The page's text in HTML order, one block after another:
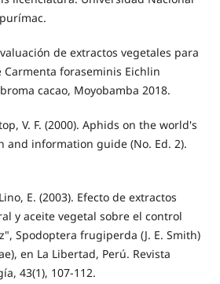
de extractos vegetales para
foraseminis Eichlin
cacao, Moyobamba 2018.
V. F. (2000). Aphids on the world's
and information guide (No. Ed. 2).
E. (2003). Efecto de extractos
y aceite vegetal sobre el control
Spodoptera frugiperda (J. E. Smith)
en La Libertad, Perú. Revista
43(1), 107-112.